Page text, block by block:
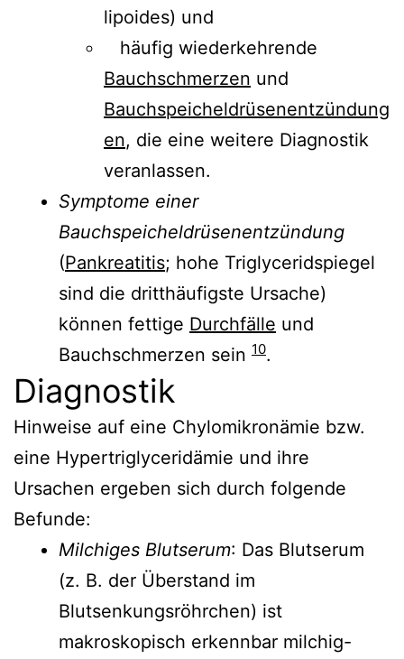
lipoides) und
häufig wiederkehrende
Bauchschmerzen und
Bauchspeicheldrüsenentzündung
en, die eine weitere Diagnostik
veranlassen.
Symptome einer
Bauchspeicheldrüsenentzündung
(Pankreatitis; hohe Triglyceridspiegel
sind die dritthäufigste Ursache)
können fettige Durchfälle und
Bauchschmerzen sein 10.
Diagnostik
Hinweise auf eine Chylomikronämie bzw.
eine Hypertriglyceridämie und ihre
Ursachen ergeben sich durch folgende
Befunde:
Milchiges Blutserum: Das Blutserum
(z. B. der Überstand im
Blutsenkungsröhrchen) ist
makroskopisch erkennbar milchig-